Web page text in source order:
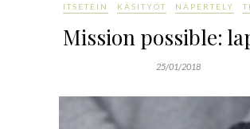
ITSETEIN KÄSITYÖT NÄPERTELY
Mission possible:
25/01/2018